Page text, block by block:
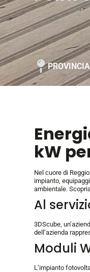
kW
Nel cuore di
impianto,
ambientale.
Al
3DScube,
dell’azienda
Moduli
L’impianto